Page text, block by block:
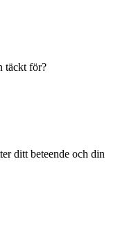
täckt för?
ditt beteende och din